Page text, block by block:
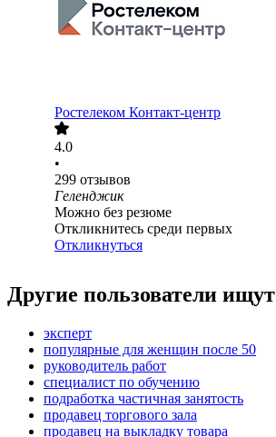
Ростелеком Контакт-центр
4.0
•
299 отзывов
Геленджик
Можно без резюме
Откликнитесь среди первых
Откликнуться
Другие пользователи ищут
эксперт
популярные для женщин после 50
руководитель работ
специалист по обучению
подработка частичная занятость
продавец торгового зала
продавец на выкладку товара